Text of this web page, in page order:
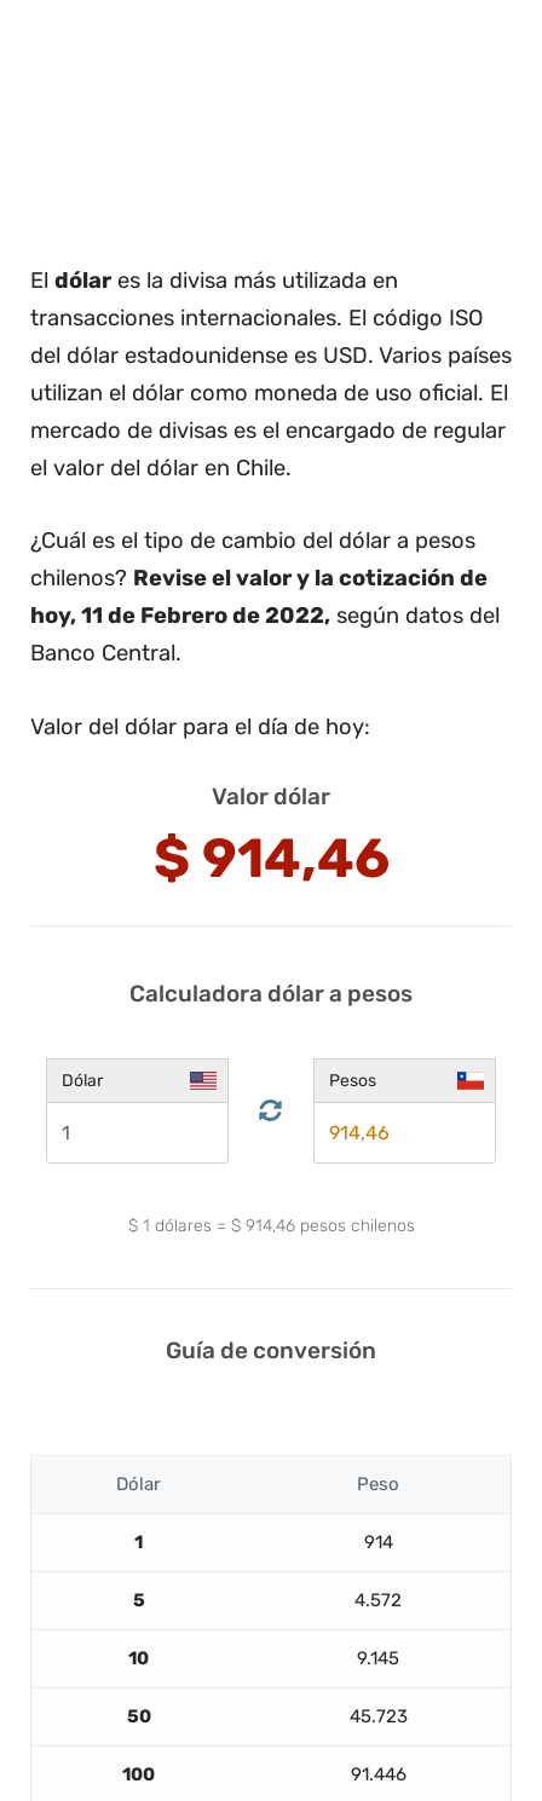
El dólares la divisa más utilizada en
transacciones internacionales. El código ISO
del dólar estadounidense es USD. Varios países
utilizan el dólar como moneda de uso oficial. El
mercado de divisas es el encargado de regular
el valor del dólar en Chile.
¿Cuál es el tipo de cambio del dólar a pesos
chilenos? Revise el valor y la cotización de
hoy, 11 de Febrero de 2022, según datos del
Banco Central.
Valor del dólar para el día de hoy:
Valor dólar
$ 914,46
Calculadora dólar a pesos
Dólar Pesos
$ 1 dólares = $ 914,46pesos chilenos
Guía de conversión
Dólar Peso
1 914
5 4.572
10 9.145
50 45.723
100 91.446